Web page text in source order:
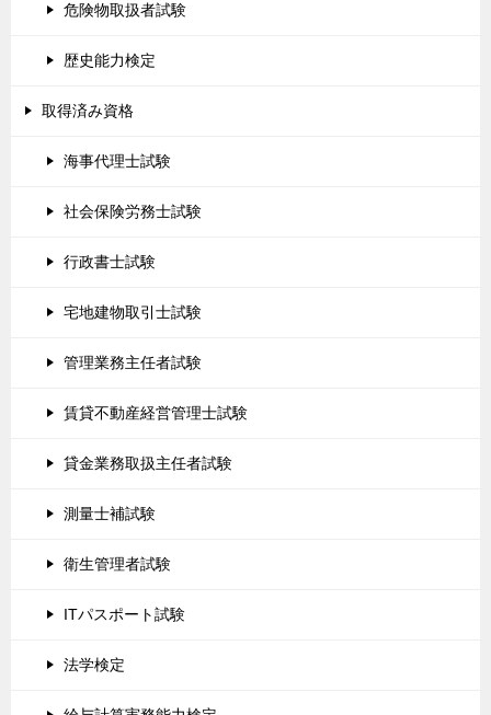
危険物取扱者試験
歴史能力検定
取得済み資格
海事代理士試験
社会保険労務士試験
行政書士試験
宅地建物取引士試験
管理業務主任者試験
賃貸不動産経営管理士試験
貸金業務取扱主任者試験
測量士補試験
衛生管理者試験
ITパスポート試験
法学検定